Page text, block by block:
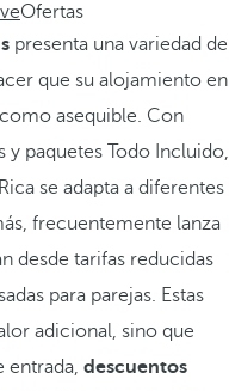
Ofertas
presenta una variedad de
que su alojamiento en
asequible. Con
y paquetes Todo Incluido,
se adapta a diferentes
frecuentemente lanza
desde tarifas reducidas
para parejas. Estas
adicional, sino que
entrada, descuentos